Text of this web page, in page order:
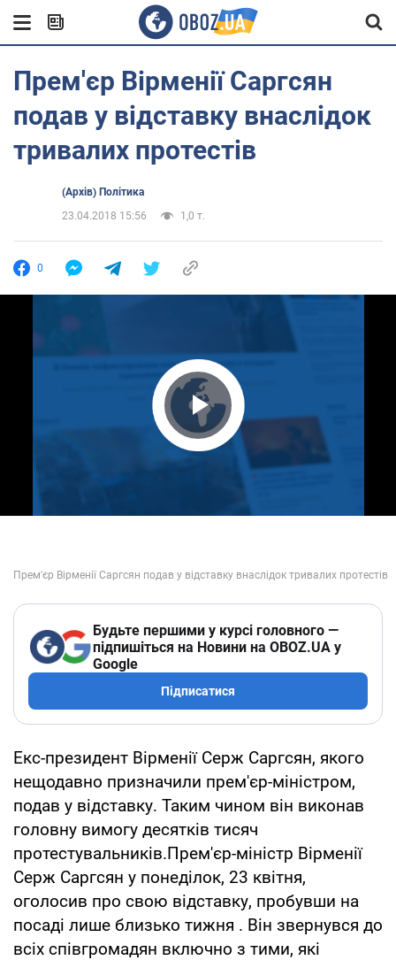
Прем'єр Вірменії Саргсян
подав у відставку внаслідок
тривалих протестів
(Архів) Політика
23.04.2018 15:56
1,0 т.
0
Play Video
Будьте першими у курсі головного —
підпишіться на Новини на OBOZ.UA у
Google
Підписатися
Екс-президент Вірменії Серж Саргсян, якого
нещодавно призначили прем'єр-міністром,
подав у відставку. Таким чином він виконав
головну вимогу десятків тисяч
протестувальників.Прем'єр-міністр Вірменії
Серж Саргсян у понеділок, 23 квітня,
оголосив про свою відставку, пробувши на
посаді лише близько тижня . Він звернувся до
всіх співгромадян включно з тими, які